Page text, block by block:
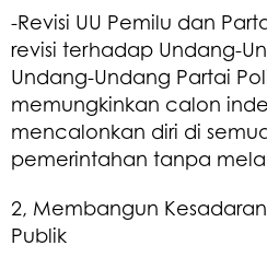
-Revisi UU Pemilu dan
revisi terhadap Undang-
Undang-Undang Partai
memungkinkan calon
mencalonkan diri di
pemerintahan tanpa
2, Membangun
Publik